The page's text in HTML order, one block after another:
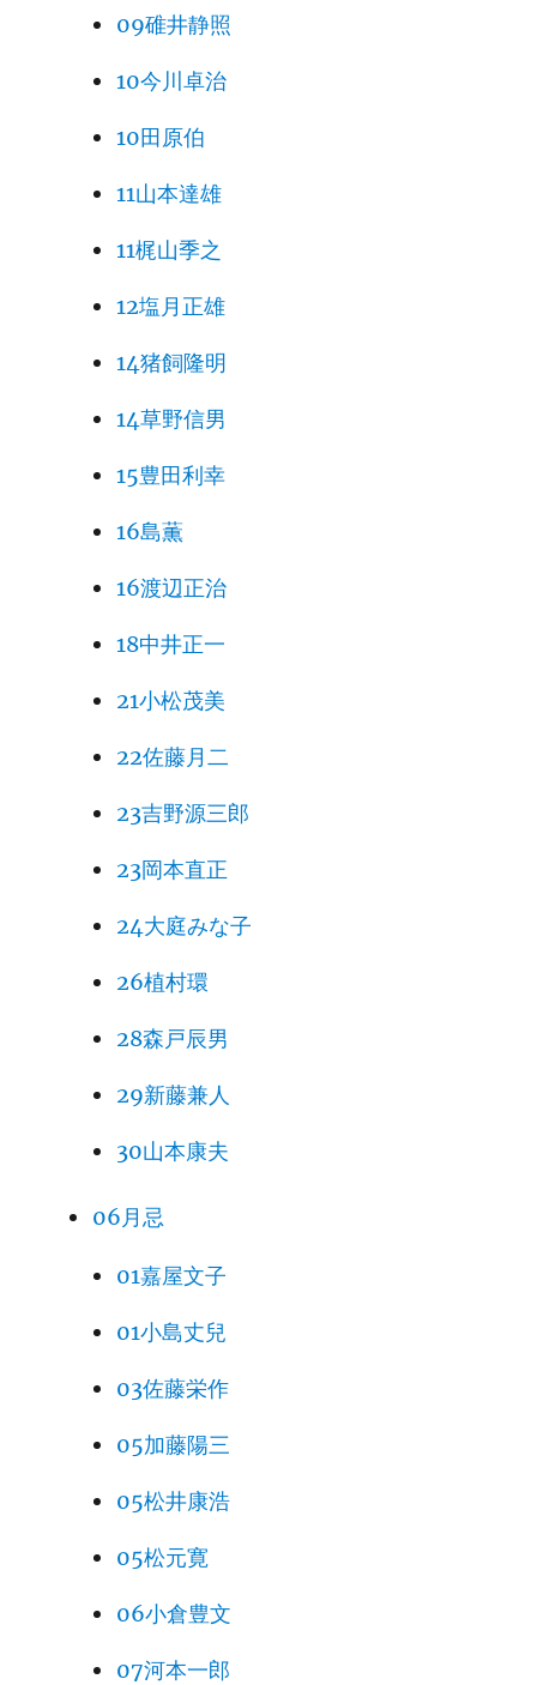
09碓井静照
10今川卓治
10田原伯
11山本達雄
11梶山季之
12塩月正雄
14猪飼隆明
14草野信男
15豊田利幸
16島薫
16渡辺正治
18中井正一
21小松茂美
22佐藤月二
23吉野源三郎
23岡本直正
24大庭みな子
26植村環
28森戸辰男
29新藤兼人
30山本康夫
06月忌
01嘉屋文子
01小島丈兒
03佐藤栄作
05加藤陽三
05松井康浩
05松元寛
06小倉豊文
07河本一郎